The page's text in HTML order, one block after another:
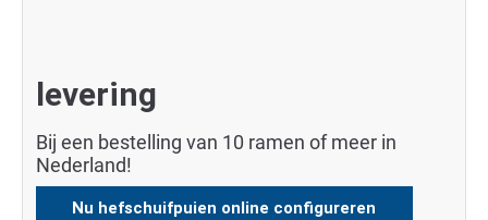
levering
Bij een bestelling van 10 ramen of meer in
Nederland!
Nu hefschuifpuien online configureren